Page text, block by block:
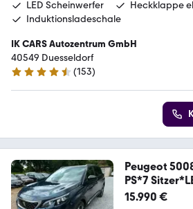
LED Scheinwerfer
Heckklappe
Induktionsladeschale
IK CARS Autozentrum GmbH
40549 Duesseldorf
4.6 Sterne
(153)
Peugeot
PS*7
15.990 €